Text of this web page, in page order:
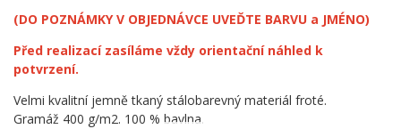
(DO POZNÁMKY V OBJEDNÁVCE UVEĎTE BARVU a JMÉNO)
Před realizací zasíláme vždy orientační náhled k
potvrzení.
Velmi kvalitní jemně tkaný stálobarevný materiál froté.
Gramáž 400 g/m2. 100 % bavlna.